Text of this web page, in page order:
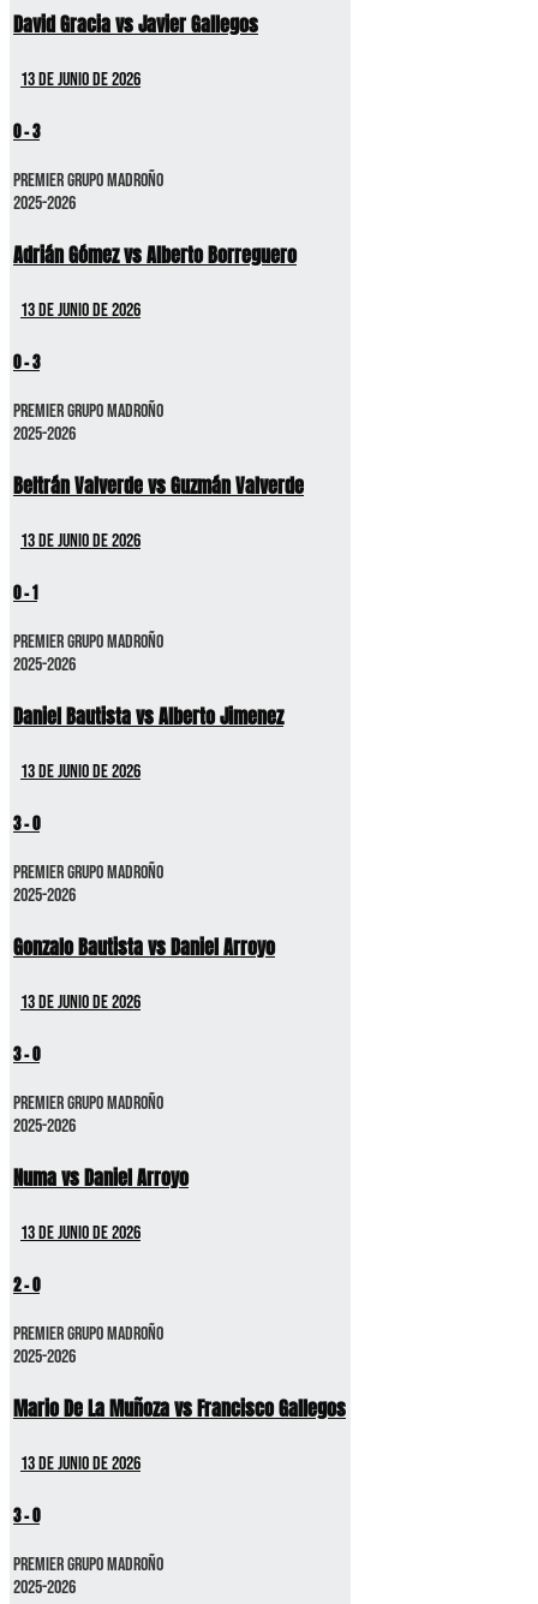
David Gracia vs Javier Gallegos
13 de junio de 2026
0-3
Premier GRUPO MADROÑO
2025-2026
Adrián Gómez vs Alberto Borreguero
13 de junio de 2026
0-3
Premier GRUPO MADROÑO
2025-2026
Beltrán Valverde vs Guzmán Valverde
13 de junio de 2026
0-1
Premier GRUPO MADROÑO
2025-2026
Daniel Bautista vs Alberto Jimenez
13 de junio de 2026
3-0
Premier GRUPO MADROÑO
2025-2026
Gonzalo Bautista vs Daniel Arroyo
13 de junio de 2026
3-0
Premier GRUPO MADROÑO
2025-2026
Numa vs Daniel Arroyo
13 de junio de 2026
2-0
Premier GRUPO MADROÑO
2025-2026
Mario De La Muñoza vs Francisco Gallegos
13 de junio de 2026
3-0
Premier GRUPO MADROÑO
2025-2026